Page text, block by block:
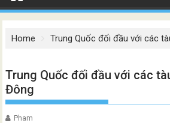
Home Trung Quốc đối đầu với các
Trung Quốc đối đầu với các
Đông
Pham